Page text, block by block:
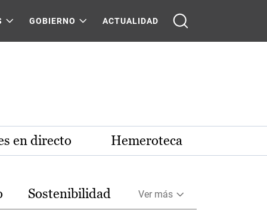
GOBIERNO ACTUALIDAD
en directo Hemeroteca
Sostenibilidad Ver más